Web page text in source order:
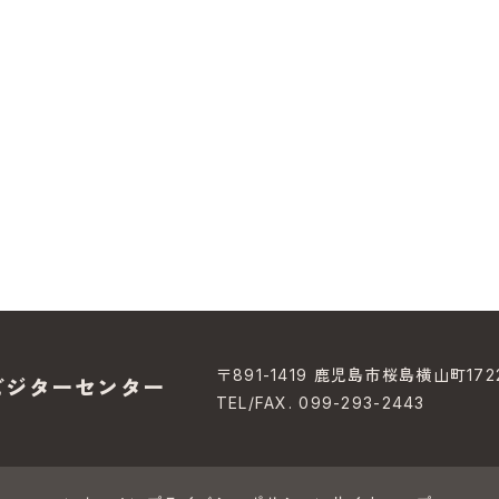
ターセンター
〒891-1419 鹿児島市桜島横山町
TEL/FAX. 099-293-2443